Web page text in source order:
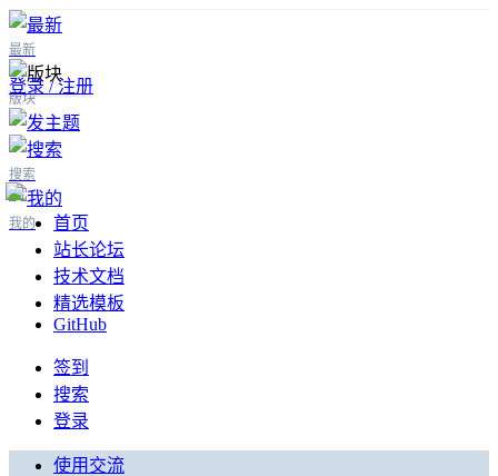
最新
版块
搜索
我的
登录 / 注册
首页
站长论坛
技术文档
精选模板
GitHub
签到
搜索
登录
使用交流